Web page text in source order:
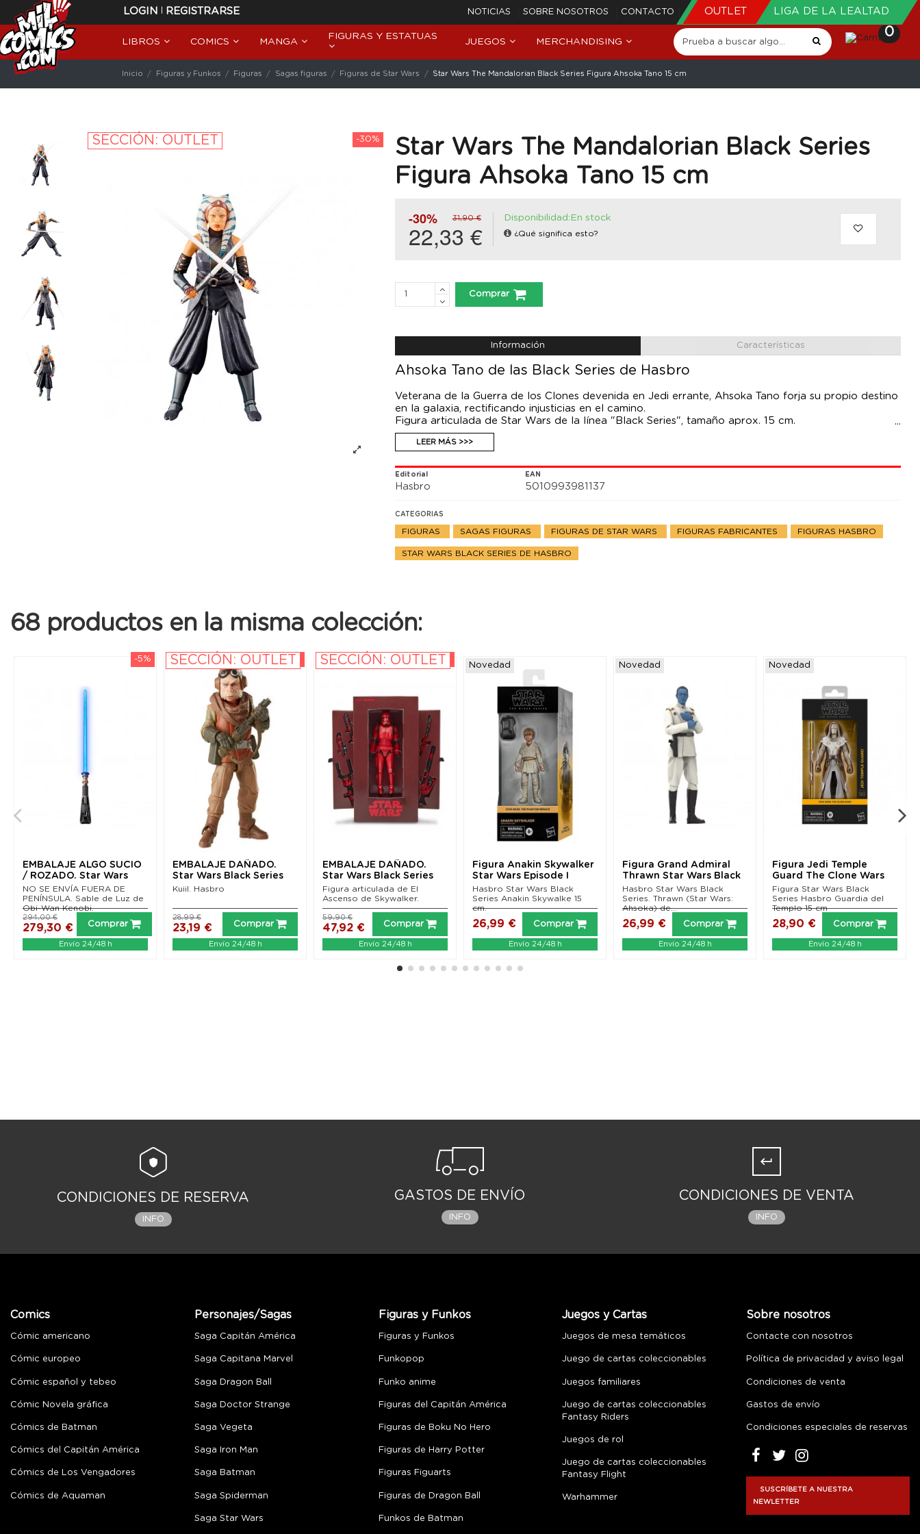
LOGIN | REGISTRARSE NOTICIAS SOBRE NOSOTROS CONTACTO OUTLET LIGA DE LA LEALTAD
LIBROS COMICS MANGA
FIGURAS Y ESTATUAS
JUEGOS MERCHANDISING
0
Inicio Figuras y Funkos Figuras Sagas figuras Figuras de Star Wars Star Wars The Mandalorian Black Series Figura Ahsoka Tano 15 cm
-30%
SECCIÓN: OUTLET
Star Wars The Mandalorian Black Series
Figura Ahsoka Tano 15 cm
-30% 31,90 €
22,33 €
Disponibilidad:En stock
¿Qué significa esto?
Comprar
Información Características
Ahsoka Tano de las Black Series de Hasbro
Veterana de la Guerra de los Clones devenida en Jedi errante, Ahsoka Tano forja su propio destino
en la galaxia, rectificando injusticias en el camino.
Figura articulada de Star Wars de la línea "Black Series", tamaño aprox. 15 cm.
LEER MÁS >>>
Editorial
Hasbro
EAN
5010993981137
CATEGORIAS
FIGURAS SAGAS FIGURAS FIGURAS DE STAR WARS FIGURAS FABRICANTES FIGURAS HASBRO
STAR WARS BLACK SERIES DE HASBRO
68 productos en la misma colección:
-5%
EMBALAJE ALGO SUCIO
/ ROZADO. Star Wars
Obi-Wan Kenobi Black...
NO SE ENVÍA FUERA DE
PENÍNSULA. Sable de Luz de
Obi-Wan Kenobi.
279,30 €
294,00 €
Comprar
Envío 24/48 h
-20%
SECCIÓN: OUTLET
EMBALAJE DAÑADO.
Star Wars Black Series
Figura Kuiil (The...
Kuiil. Hasbro
23,19 €
28,99 €
Comprar
Envío 24/48 h
-20%
SECCIÓN: OUTLET
EMBALAJE DAÑADO.
Star Wars Black Series
Figura Sith Trooper...
Figura articulada de El
Ascenso de Skywalker.
47,92 €
59,90 €
Comprar
Envío 24/48 h
Novedad
Figura Anakin Skywalker
Star Wars Episode I
Black Series
Hasbro Star Wars Black
Series Anakin Skywalke 15
cm.
26,99 € Comprar
Envío 24/48 h
Novedad
Figura Grand Admiral
Thrawn Star Wars Black
Series
Hasbro Star Wars Black
Series. Thrawn (Star Wars:
Ahsoka) de...
26,99 € Comprar
Envío 24/48 h
Novedad
Figura Jedi Temple
Guard The Clone Wars
Star Wars Black Series
Figura Star Wars Black
Series Hasbro Guardia del
Templo 15 cm
28,90 € Comprar
Envío 24/48 h
CONDICIONES DE RESERVA
INFO
GASTOS DE ENVÍO
INFO
CONDICIONES DE VENTA
INFO
Comics
Cómic americano
Cómic europeo
Cómic español y tebeo
Cómic Novela gráfica
Cómics de Batman
Cómics del Capitán América
Cómics de Los Vengadores
Cómics de Aquaman
Personajes/Sagas
Saga Capitán América
Saga Capitana Marvel
Saga Dragon Ball
Saga Doctor Strange
Saga Vegeta
Saga Iron Man
Saga Batman
Saga Spiderman
Saga Star Wars
Figuras y Funkos
Figuras y Funkos
Funkopop
Funko anime
Figuras del Capitán América
Figuras de Boku No Hero
Figuras de Harry Potter
Figuras Figuarts
Figuras de Dragon Ball
Funkos de Batman
Juegos y Cartas
Juegos de mesa temáticos
Juego de cartas coleccionables
Juegos familiares
Juego de cartas coleccionables
Fantasy Riders
Juegos de rol
Juego de cartas coleccionables
Fantasy Flight
Warhammer
Sobre nosotros
Contacte con nosotros
Política de privacidad y aviso legal
Condiciones de venta
Gastos de envío
Condiciones especiales de reservas
SUSCRÍBETE A NUESTRA
NEWLETTER